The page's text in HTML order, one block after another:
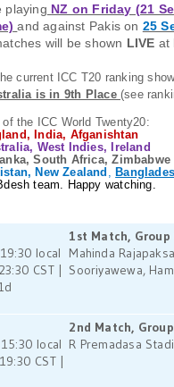
playing NZ on Friday (21
and against Pakis on 25
will be shown LIVE at
current ICC T20 ranking
is in 9th Place (see
the ICC World Twenty20:
India, Afganishtan
West Indies, Ireland
South Africa, Zimbabwe
New Zealand
team. Happy watching.
local
CST |
1st Match,
Mahinda
Sooriyawewa,
local
CST |
2nd Match,
R Premadasa